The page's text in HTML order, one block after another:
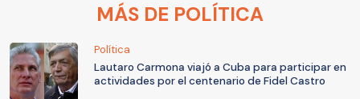
MÁS DE POLÍTICA
Política
Lautaro Carmona viajó a Cuba para participar en
actividades por el centenario de Fidel Castro